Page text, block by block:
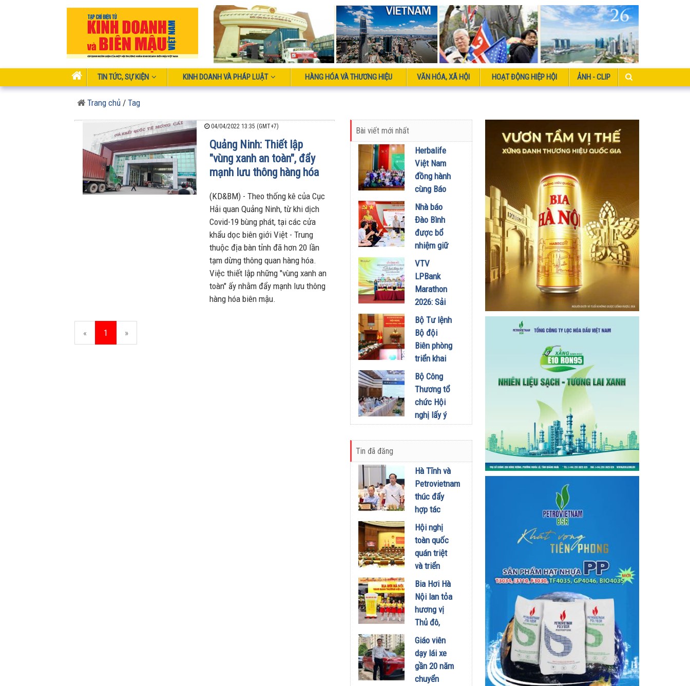
TIN TỨC, SỰ KIỆN KINH DOANH VÀ PHÁP LUẬT HÀNG HÓA VÀ THƯƠNG HIỆU VĂN HÓA, XÃ HỘI HOẠT ĐỘNG HIỆP HỘI ẢNH - CLIP
Trang chủ / Tag
04/04/2022 13:35 (GMT+7)
Quảng Ninh: Thiết lập
"vùng xanh an toàn", đẩy
mạnh lưu thông hàng hóa
(KD&BM) - Theo thống kê của Cục
Hải quan Quảng Ninh, từ khi dịch
Covid-19 bùng phát, tại các cửa
khẩu dọc biên giới Việt - Trung
thuộc địa bàn tỉnh đã hơn 20 lần
tạm dừng thông quan hàng hóa.
Việc thiết lập những "vùng xanh an
toàn" ấy nhằm đẩy mạnh lưu thông
hàng hóa biên mậu.
« 1 »
Bài viết mới nhất
Herbalife
Việt Nam
đồng hành
cùng Báo
Sức khỏe
và Đời
sống tổ
chức Cuộc
thi “Tôi
Khỏe Đẹp
Hơn” lần
thứ 5 để
khuyến
khích mọi
người trở
thành
phiên bản
chính mình
01/08/2026
Nhà báo
Đào Bình
được bổ
nhiệm giữ
chức Tổng
Biên tập
Tạp chí
Doanh
Đầu tư
01/08/2026
VTV
LPBank
Marathon
2026: Sải
bước qua
miền Di
sản, lan
tỏa giá trị
xanh
31/07/2026
Bộ Tư lệnh
Bộ đội
Biên phòng
triển khai
phương
hướng,
nhiệm vụ
trọng tâm
tháng
Bộ Công
Thương tổ
chức Hội
nghị lấy ý
kiến dự
thảo Nghị
kinh doanh
xăng dầu
29/07/2026
Tin đã đăng
Hà Tĩnh và
Petrovietnam
thúc đẩy
hợp tác
phát triển
trung tâm
công
nghiệp -
sinh thái
tại Vũng
Áng
29/07/2026
Hội nghị
toàn quốc
quán triệt
và triển
khai thực
hiện Nghị
quyết Hội
nghị Trung
29/07/2026
Bia Hơi Hà
Nội lan tỏa
hương vị
Thủ đô,
khuấy động
mùa hè tại
TP. Hồ Chí
Minh
Giáo viên
dạy lái xe
gần 20 năm
chuyển